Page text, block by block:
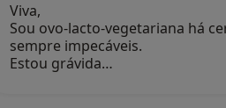
Viva,
Sou ovo-lacto-vegetariana há
sempre impecáveis.
Estou grávida…